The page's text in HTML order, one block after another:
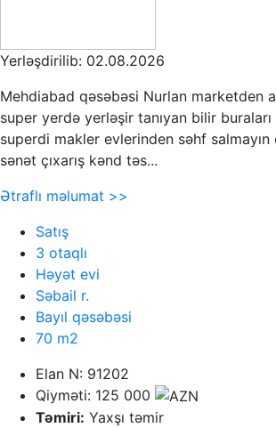
Yerləşdirilib: 02.08.2026
Mehdiabad qəsəbəsi Nurlan marketden
super yerdə yerləşir tanıyan bilir buraları
superdi makler evlerinden səhf
sənət çıxarış kənd təs...
Ətraflı məlumat >>
Satış
3 otaqlı
Həyət evi
Səbail r.
Bayıl qəsəbəsi
70 m2
Elan N: 91202
Qiyməti: 125 000
Təmiri: Yaxşı təmir